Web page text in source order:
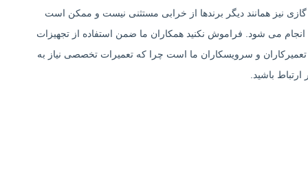
نیز همانند دیگر برندها از خرابی مستثنی نیست و ممکن است
می شود. فراموش نکنید همکاران ما ضمن استفاده از تجهیزات
تعمیرکاران و سرویسکاران ما است چرا که تعمیرات تخصصی نیاز به
باشید.